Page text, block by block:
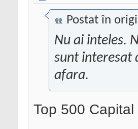
Postat în
Nu ai inteles.
sunt interesat
afara.
Top 500